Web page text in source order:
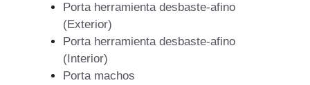
Porta herramienta desbaste-afino
(Exterior)
Porta herramienta desbaste-afino
(Interior)
Porta machos